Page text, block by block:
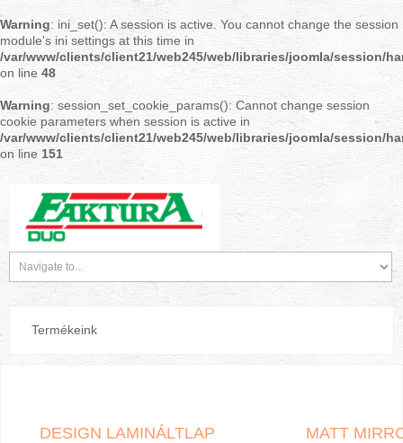
Warning: ini_set(): A session is active. You cannot change the session
module's ini settings at this time in
/var/www/clients/client21/web245/web/libraries/joomla/session/
on line 48
Warning: session_set_cookie_params(): Cannot change session
cookie parameters when session is active in
/var/www/clients/client21/web245/web/libraries/joomla/session/
on line 151
Termékeink
DESIGN LAMINÁLTLAP MATT